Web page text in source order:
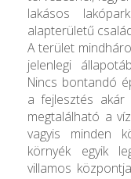
lakásos
alapterületű
A terület
jelenlegi
Nincs bontandó
a fejlesztés akár
megtalálható a
vagyis minden
környék egyik
villamos